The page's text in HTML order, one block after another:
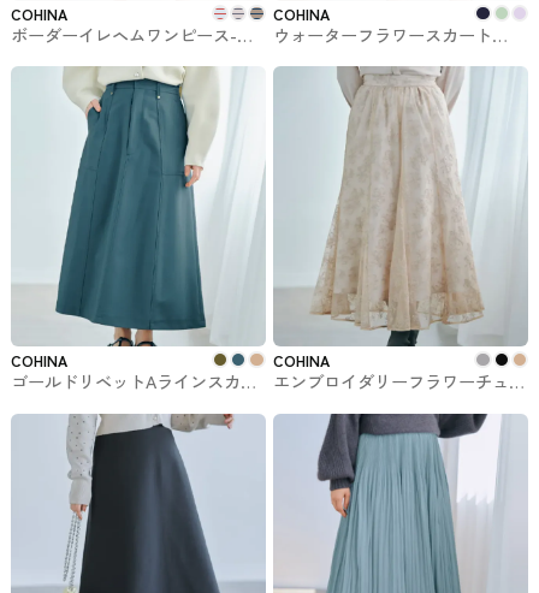
COHINA
ボーダーイレヘムワンピース-
きるワンピ
COHINA
ウォーターフラワースカート
COHINA
ゴールドリベットAラインスカー
入できるスカート
COHINA
エンブロイダリーフラワーチュー
COHINAで購入できるスカート